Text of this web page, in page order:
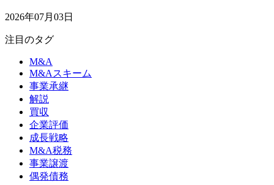
2026年07月03日
注目のタグ
M&A
M&Aスキーム
事業承継
解説
買収
企業評価
成長戦略
M&A税務
事業譲渡
偶発債務